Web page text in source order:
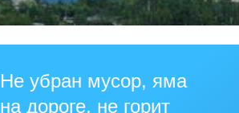
Не убран мусор, яма
на дороге, не горит